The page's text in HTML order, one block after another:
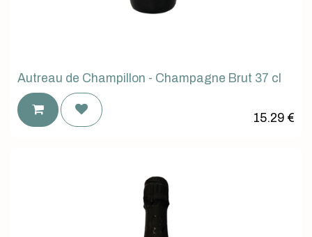
Autreau de Champillon - Champagne Brut 37 cl
15.29 €